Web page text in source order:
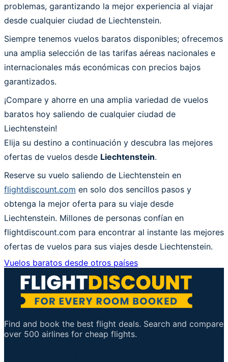
problemas, garantizando la mejor experiencia al viajar
desde cualquier ciudad de Liechtenstein.
Siempre tenemos vuelos baratos disponibles; ofrecemos
una amplia selección de las tarifas aéreas nacionales e
internacionales más económicas con precios bajos
garantizados.
¡Compare y ahorre en una amplia variedad de vuelos
baratos hoy saliendo de cualquier ciudad de
Liechtenstein!
Elija su destino a continuación y descubra las mejores
ofertas de vuelos desde Liechtenstein.
Reserve su vuelo saliendo de Liechtenstein en
flightdiscount.com en solo dos sencillos pasos y
obtenga la mejor oferta para su viaje desde
Liechtenstein. Millones de personas confían en
flightdiscount.com para encontrar al instante las mejores
ofertas de vuelos para sus viajes desde Liechtenstein.
Vuelos baratos desde otros países
Find and book the best flight deals. Search and compare
over 500 airlines for cheap flights.